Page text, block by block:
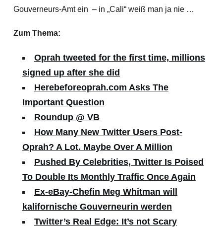
Gouverneurs-Amt ein – in „Cali“ weiß man ja nie …
Zum Thema:
Oprah tweeted for the first time, millions
signed up after she did
Herebeforeoprah.com Asks The
Important Question
Roundup @ VB
How Many New Twitter Users Post-
Oprah? A Lot. Maybe Over A Million
Pushed By Celebrities, Twitter Is Poised
To Double Its Monthly Traffic Once Again
Ex-eBay-Chefin Meg Whitman will
kalifornische Gouverneurin werden
Twitter’s Real Edge: It’s not Scary